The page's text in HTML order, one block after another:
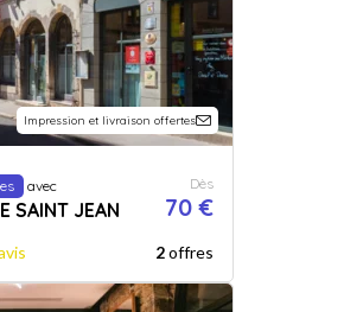
Impression et livraison offertes
avec
SAINT JEAN
Dès
70 €
2offres